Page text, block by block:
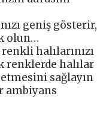
geniş gösterir,
olun…
halılarınızı
renklerde halılar
sağlayın
ambiyans